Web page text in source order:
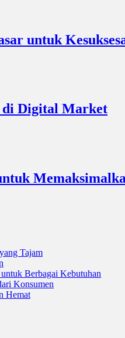
untuk
di Digital Market
Tajam
Berbagai Kebutuhan
Konsumen
Hemat